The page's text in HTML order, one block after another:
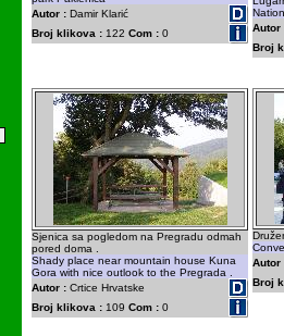
Autor : Damir Klarić
Broj klikova : 122 Com : 0
Autor
Broj
Sjenica sa pogledom na Pregradu odmah
pored doma .
Shady place near mountain house Kuna
Gora with nice outlook to the Pregrada .
Autor : Crtice Hrvatske
Broj klikova : 109 Com : 0
Autor
Broj